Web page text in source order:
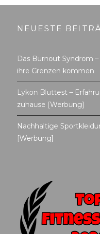
NEUESTE
Das Burnout Syndrom
ihre Grenzen kommen
Lykon Bluttest –
zuhause [Werbung]
Nachhaltige
[Werbung]